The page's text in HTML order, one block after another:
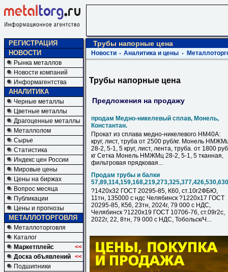
РЕГИСТРАЦИЯ
НОВОСТИ
Рынка металлов
Новости компаний
Информагентства
АНАЛИТИКА
Черные металлы
Цветные металлы
Драгоценные металлы
Металлолом
Сырье
Статистика
Индекс цен России
Мировые цены
Цены на биржах
Вопрос месяца
Публикации
Цены и прогнозы
МЕТАЛЛОТОРГОВЛЯ
Металлоторговля
Каталог
Маркетплейс
<<
Доска объявлений <<
Подшипники
Трубы напорные цена
Новости Аналитика и цены
Трубы напорные цена
Предложения на продажу
продам Медно-никелевый сплав, Монель,
Константан.
Прокат из сплава медно-никелевого НМ40А:
круг, лист, труба от 2500 руб/кг. Монель
28-2, 5-1, 5 круг, лист, лента, труба. от 1800
кг Сетка Монель НМЖМц 28-2, 5-1, 5 тканная,
фильтровая прядковая...
Продам трубы и балки
?1420х32 ГОСТ 20295-85, К60, ст.10г2ФБЮ,
11тн, 135000 с ндс Челябинск ?1220х17 ГОСТ
20295-85, К56, 23тн, 2024г, 79 000 с НДC,
Челябинск ?1220х19 ГОСТ 10706-76, ст.09г2с,
2022г, 22, 8тн, 79 000 с НДC, Тобольск/Ч...